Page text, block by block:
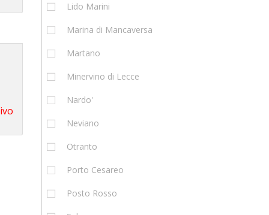
Lido Marini
Marina di Mancaversa
Martano
Minervino di Lecce
Nardo'
Neviano
Otranto
Porto Cesareo
Posto Rosso